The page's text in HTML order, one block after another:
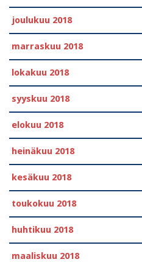
joulukuu 2018
marraskuu 2018
lokakuu 2018
syyskuu 2018
elokuu 2018
heinäkuu 2018
kesäkuu 2018
toukokuu 2018
huhtikuu 2018
maaliskuu 2018